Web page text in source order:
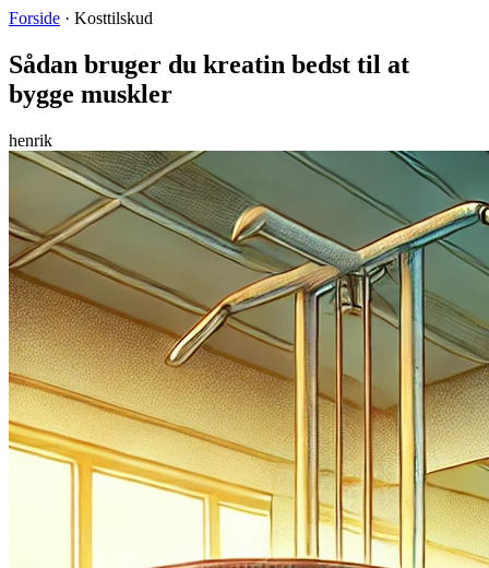
Forside · Kosttilskud
Sådan bruger du kreatin bedst til at
bygge muskler
henrik